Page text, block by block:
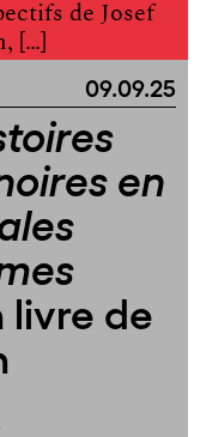
de Josef
[…]
09.09.25
en
livre de